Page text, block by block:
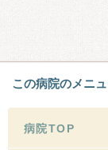
この病院のメニ
病院TOP